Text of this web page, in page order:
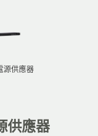
源供應器
供應器